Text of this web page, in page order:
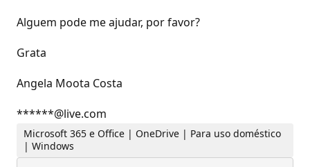
Alguem pode me ajudar, por favor?
Grata
Angela Moota Costa
******@live.com
Microsoft 365 e Office | OneDrive | Para uso doméstico
| Windows